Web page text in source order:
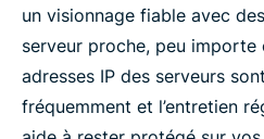
un visionnage fiable avec
serveur proche, peu importe
adresses IP des serveurs
fréquemment et l’entretien